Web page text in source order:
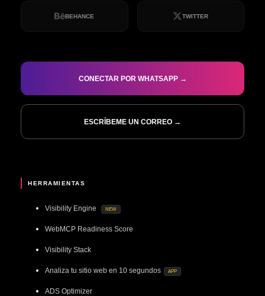
BEHANCE TWITTER
CONECTAR POR WHATSAPP →
ESCRÍBEME UN CORREO →
HERRAMIENTAS
Visibility Engine NEW
WebMCP Readiness Score
Visibility Stack
Analiza tu sitio web en 10 segundos APP
ADS Optimizer